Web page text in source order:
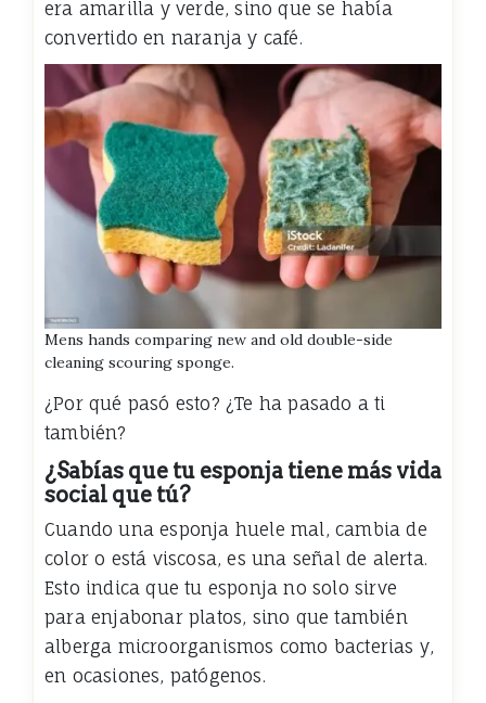
era amarilla y verde, sino que se había
convertido en naranja y café.
Mens hands comparing new and old double-side
cleaning scouring sponge.
¿Por qué pasó esto? ¿Te ha pasado a ti
también?
¿Sabías que tu esponja tiene más vida
social que tú?
Cuando una esponja huele mal, cambia de
color o está viscosa, es una señal de alerta.
Esto indica que tu esponja no solo sirve
para enjabonar platos, sino que también
alberga microorganismos como bacterias y,
en ocasiones, patógenos.